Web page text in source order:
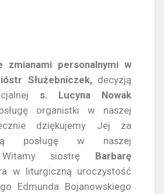
zmianami personalnymi w
Służebniczek,decyzją
s. Lucyna Nowak
organistki w naszej
dziękujemy Jej za
posługę w naszej
Witamy siostrę Barbarę
w liturgiczną uroczystość
Edmunda Bojanowskiego